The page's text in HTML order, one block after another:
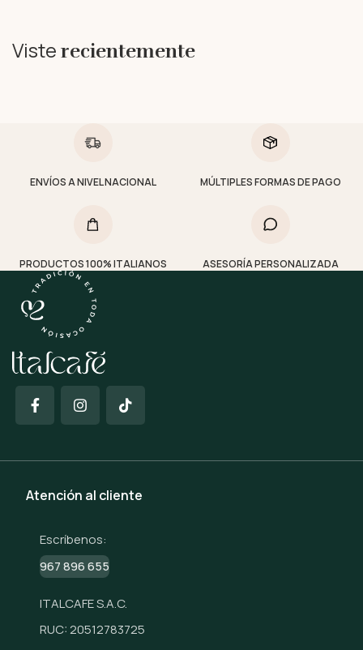
Viste recientemente
ENVÍOS A NIVEL NACIONAL MÚLTIPLES FORMAS DE PAGO
PRODUCTOS 100% ITALIANOS ASESORÍA PERSONALIZADA
Atención al cliente
Escríbenos:
967 896 655
ITALCAFE S.A.C.
RUC: 20512783725